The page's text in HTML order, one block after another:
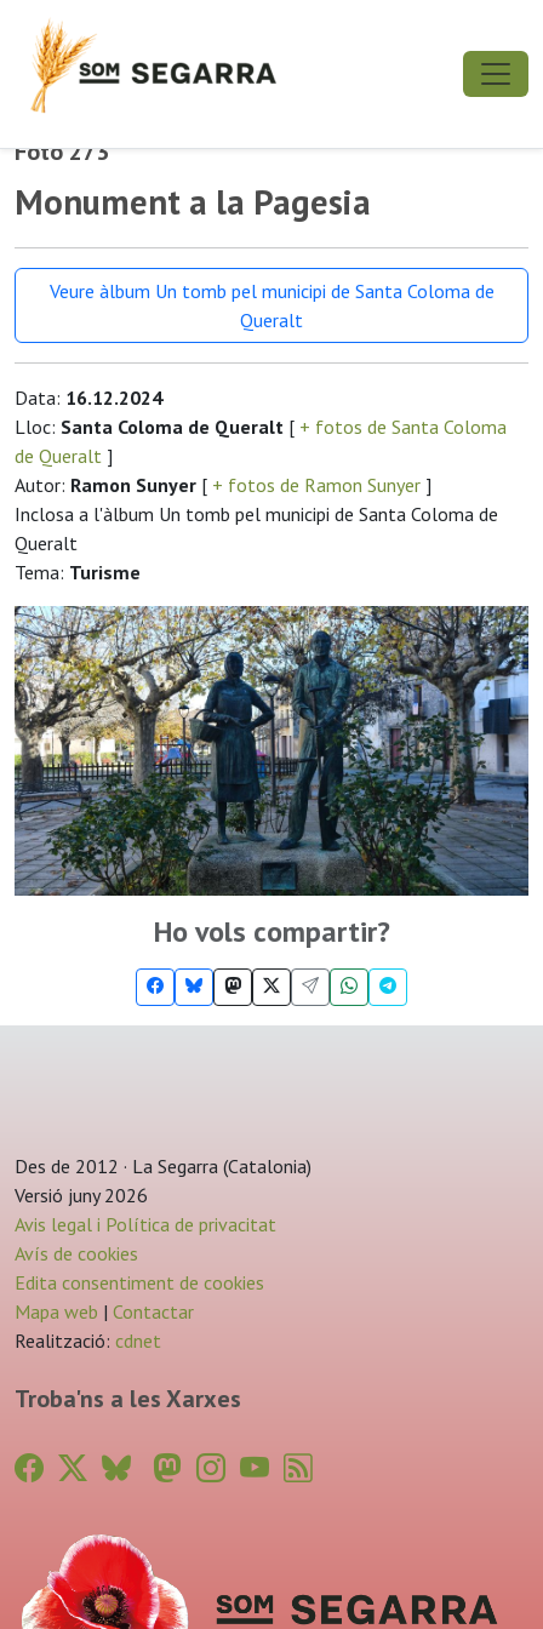
Foto 273
Monument a la Pagesia
Veure àlbum Un tomb pel municipi de Santa Coloma de
Queralt
Data: 16.12.2024
Lloc: Santa Coloma de Queralt [ + fotos de Santa Coloma
de Queralt ]
Autor: Ramon Sunyer [ + fotos de Ramon Sunyer ]
Inclosa a l'àlbum Un tomb pel municipi de Santa Coloma de
Queralt
Tema: Turisme
Ho vols compartir?
Des de 2012 · La Segarra (Catalonia)
Versió juny 2026
Avis legal i Política de privacitat
Avís de cookies
Edita consentiment de cookies
Mapa web | Contactar
Realització: cdnet
Troba'ns a les Xarxes